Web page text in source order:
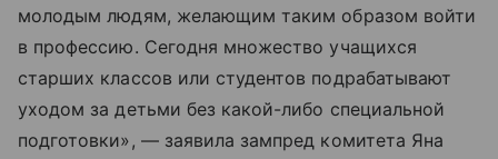
молодым людям, желающим таким образом войти
в профессию. Сегодня множество учащихся
старших классов или студентов подрабатывают
уходом за детьми без какой-либо специальной
подготовки», — заявила зампред комитета Яна